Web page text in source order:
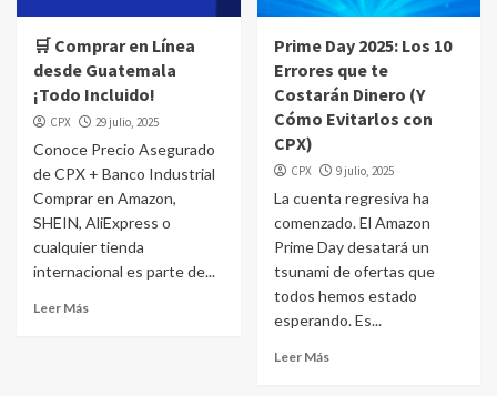
🛒 Comprar en Línea
desde Guatemala
¡Todo Incluido!
CPX 29 julio, 2025
Conoce Precio Asegurado
de CPX + Banco Industrial
Comprar en Amazon,
SHEIN, AliExpress o
cualquier tienda
internacional es parte de...
Leer Más
Prime Day 2025: Los 10
Errores que te
Costarán Dinero (Y
Cómo Evitarlos con
CPX)
CPX 9 julio, 2025
La cuenta regresiva ha
comenzado. El Amazon
Prime Day desatará un
tsunami de ofertas que
todos hemos estado
esperando. Es...
Leer Más